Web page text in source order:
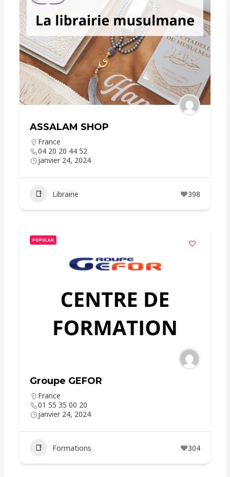
ASSALAM SHOP
France
04 20 20 44 52
janvier 24, 2024
Librairie 398
POPULAR
Groupe GEFOR
France
01 55 35 00 20
janvier 24, 2024
Formations 304